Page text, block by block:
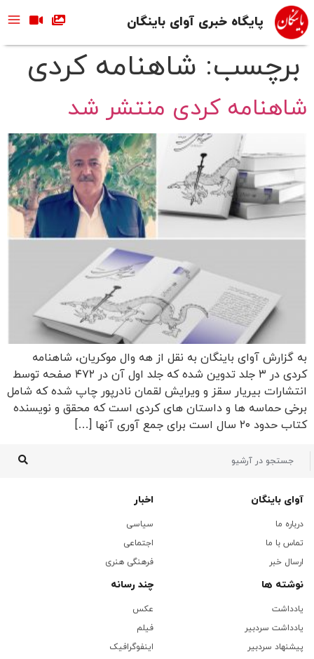
پایگاه خبری آوای باینگان
برچسب: شاهنامه کردی
شاهنامه کردی منتشر شد
به گزارش آوای باینگان به نقل از هه وال موکریان، شاهنامه
کردی در ۳ جلد تدوین شده که جلد اول آن در ۴۷۲ صفحه توسط
انتشارات بیریار سقز و ویرایش لقمان نادرپور چاپ شده که شامل
برخی حماسه ها و داستان های کردی است که محقق و نویسنده
کتاب حدود ۲۰ سال است برای جمع آوری آنها […]
آوای باینگان
درباره ما
تماس با ما
ارسال خبر
اخبار
سیاسی
اجتماعی
فرهنگی هنری
نوشته ها
یادداشت
یادداشت سردبیر
پیشنهاد سردبیر
چند رسانه
عکس
فیلم
اینفوگرافیک